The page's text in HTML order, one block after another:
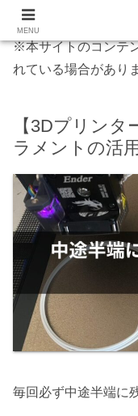
※本サイトのコンテ
れている場合があり
【3Dプリン
ラメントの活
毎回必ず中途半端に
MENU